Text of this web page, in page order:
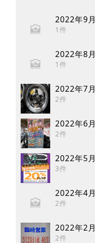
2022年9月
1件
2022年8月
1件
2022年7月
2件
2022年6月
2件
2022年5月
3件
2022年4月
2件
2022年2月
2件